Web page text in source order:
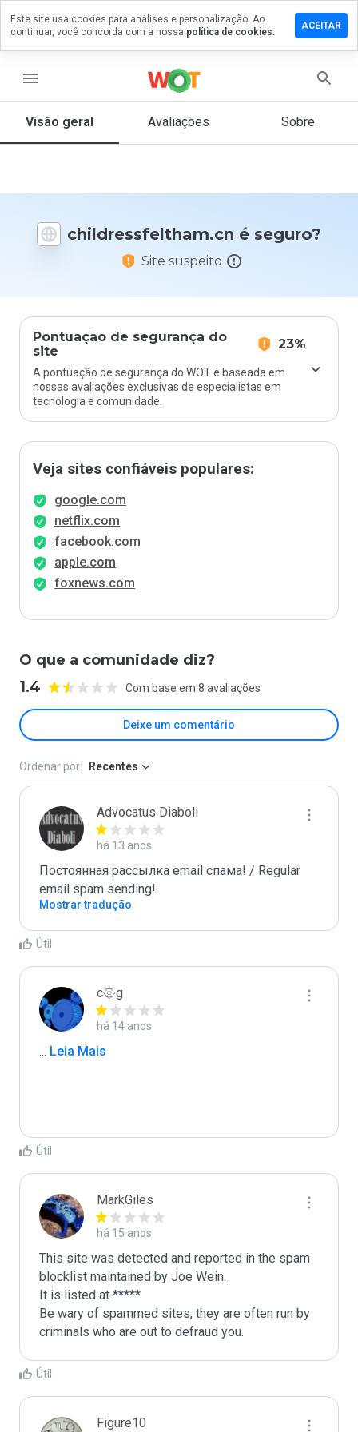
menu
Visão geral Avaliações Sobre
childressfeltham.cn é seguro?
Site suspeito
Pontuação de segurança do
site
23%
A pontuação de segurança do WOT é baseada em
nossas avaliações exclusivas de especialistas em
tecnologia e comunidade.
Veja sites confiáveis populares:
google.com
netflix.com
facebook.com
apple.com
foxnews.com
O que a comunidade diz?
1.4 Com base em 8 avaliações
Deixe um comentário
em
De 1
nota
daria
este
Ordenar por: Recentes
Advocatus Diaboli
há 13 anos
Постоянная рассылка email спама! / Regular
email spam sending!
Mostrar tradução
Útil
c۞g
há 14 anos
... Leia Mais
Útil
MarkGiles
há 15 anos
This site was detected and reported in the spam
blocklist maintained by Joe Wein.
It is listed at *****
Be wary of spammed sites, they are often run by
criminals who are out to defraud you.
Útil
Figure10
Este site usa cookies para análises e personalização. Ao
continuar, você concorda com a nossa política de cookies.
ACEITAR